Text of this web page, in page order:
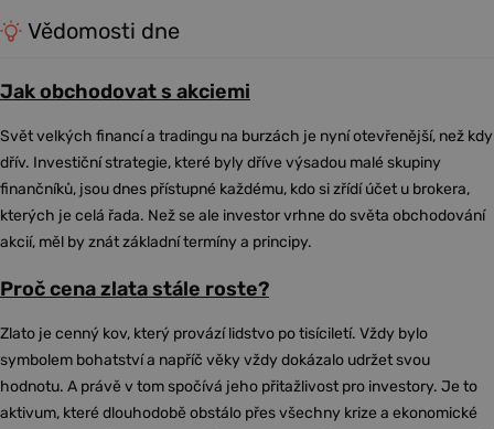
Vědomosti dne
Jak obchodovat s akciemi
Svět velkých financí a tradingu na burzách je nyní otevřenější, než kdy
dřív. Investiční strategie, které byly dříve výsadou malé skupiny
finančníků, jsou dnes přístupné každému, kdo si zřídí účet u brokera,
kterých je celá řada. Než se ale investor vrhne do světa obchodování
akcií, měl by znát základní termíny a principy.
Proč cena zlata stále roste?
Zlato je cenný kov, který provází lidstvo po tisíciletí. Vždy bylo
symbolem bohatství a napříč věky vždy dokázalo udržet svou
hodnotu. A právě v tom spočívá jeho přitažlivost pro investory. Je to
aktivum, které dlouhodobě obstálo přes všechny krize a ekonomické